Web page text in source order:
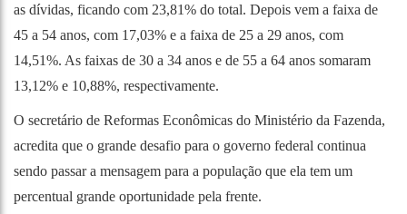
as dívidas, ficando com 23,81% do total. Depois vem a faixa de
45 a 54 anos, com 17,03% e a faixa de 25 a 29 anos, com
14,51%. As faixas de 30 a 34 anos e de 55 a 64 anos somaram
13,12% e 10,88%, respectivamente.
O secretário de Reformas Econômicas do Ministério da Fazenda,
acredita que o grande desafio para o governo federal continua
sendo passar a mensagem para a população que ela tem um
percentual grande oportunidade pela frente.